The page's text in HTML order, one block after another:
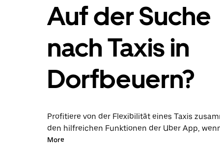
Auf der Suche
nach Taxis in
Dorfbeuern?
Profitiere von der Flexibilität eines Taxis
den hilfreichen Funktionen der Uber App,
über die Uber App in Dorfbeuern unternimmst.
More